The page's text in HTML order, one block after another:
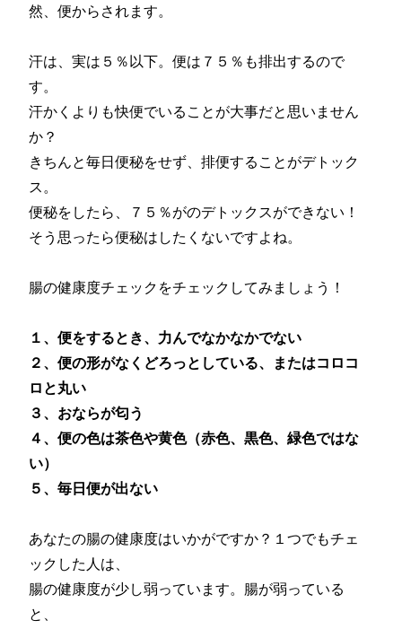
然、便からされます。
汗は、実は５％以下。便は７５％も排出するので
す。
汗かくよりも快便でいることが大事だと思いません
か？
きちんと毎日便秘をせず、排便することがデトック
ス。
便秘をしたら、７５％がのデトックスができない！
そう思ったら便秘はしたくないですよね。
腸の健康度チェックをチェックしてみましょう！
１、便をするとき、力んでなかなかでない
２、便の形がなくどろっとしている、またはコロコ
ロと丸い
３、おならが匂う
４、便の色は茶色や黄色（赤色、黒色、緑色ではな
い）
５、毎日便が出ない
あなたの腸の健康度はいかがですか？１つでもチェ
ックした人は、
腸の健康度が少し弱っています。腸が弱っている
と、